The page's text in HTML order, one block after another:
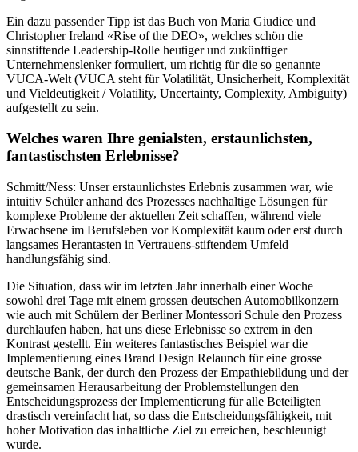
Ein dazu passender Tipp ist das Buch von Maria Giudice und
Christopher Ireland «Rise of the DEO», welches schön die
sinnstiftende Leadership-Rolle heutiger und zukünftiger
Unternehmenslenker formuliert, um richtig für die so genannte
VUCA-Welt (VUCA steht für Volatilität, Unsicherheit, Komplexität
und Vieldeutigkeit / Volatility, Uncertainty, Complexity, Ambiguity)
aufgestellt zu sein.
Welches waren Ihre genialsten, erstaunlichsten,
fantastischsten Erlebnisse?
Schmitt/Ness: Unser erstaunlichstes Erlebnis zusammen war, wie
intuitiv Schüler anhand des Prozesses nachhaltige Lösungen für
komplexe Probleme der aktuellen Zeit schaffen, während viele
Erwachsene im Berufsleben vor Komplexität kaum oder erst durch
langsames Herantasten in Vertrauens-stiftendem Umfeld
handlungsfähig sind.
Die Situation, dass wir im letzten Jahr innerhalb einer Woche
sowohl drei Tage mit einem grossen deutschen Automobilkonzern
wie auch mit Schülern der Berliner Montessori Schule den Prozess
durchlaufen haben, hat uns diese Erlebnisse so extrem in den
Kontrast gestellt. Ein weiteres fantastisches Beispiel war die
Implementierung eines Brand Design Relaunch für eine grosse
deutsche Bank, der durch den Prozess der Empathiebildung und der
gemeinsamen Herausarbeitung der Problemstellungen den
Entscheidungsprozess der Implementierung für alle Beteiligten
drastisch vereinfacht hat, so dass die Entscheidungsfähigkeit, mit
hoher Motivation das inhaltliche Ziel zu erreichen, beschleunigt
wurde.